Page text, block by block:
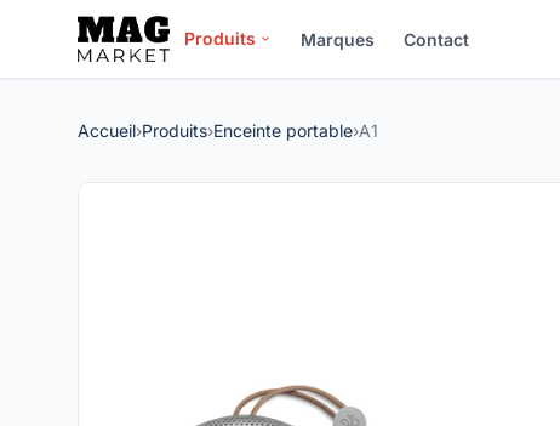
Produits Marques Contact
Accueil›Produits›Enceinte portable›A1